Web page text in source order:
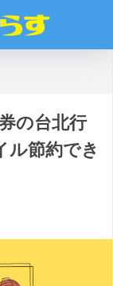
の台北行
ル節約でき